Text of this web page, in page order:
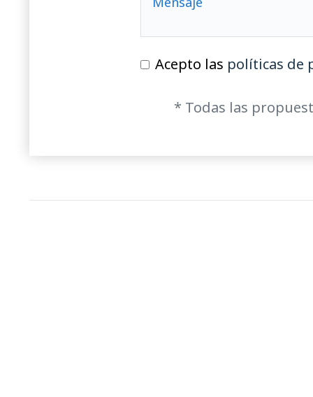
Acepto las políticas de
* Todas las